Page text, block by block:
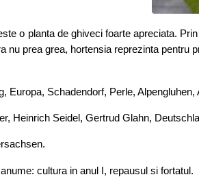
o planta de ghiveci foarte apreciata.
nu prea grea, hortensia reprezinta pentru
Schadendorf, Perle, Alpengluhen,
Heinrich Seidel, Gertrud Glahn,
cultura in anul I, repausul si fortatul.